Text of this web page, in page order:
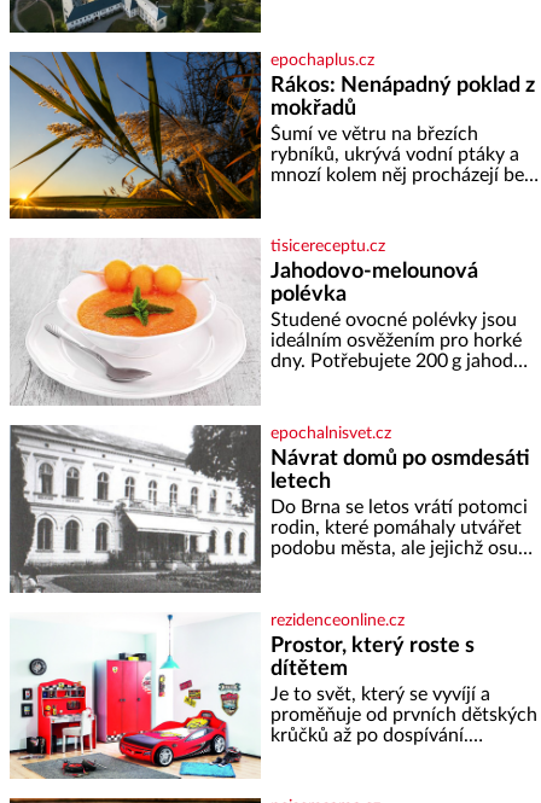
jediného dne můžete
nahlédnout do útrob jedné z
nejvýznamnějších vodních
elektráren v Evropě, vydat se na
horské hřebeny, projet se na
koloběžce a den zakončit
poznáváním památek ve
epochaplus.cz
Rákos: Nenápadný poklad z
mokřadů
Šumí ve větru na březích
rybníků, ukrývá vodní ptáky a
mnozí kolem něj procházejí bez
lodě, zapisovat první texty a
inspiroval řadu pověstí. Tato
skromná, ale užitečná rostlina
provází člověka už tisíce let.
Většina lidí vnímá rákos jen jako
obyčejnou kulisu letního
koupání. Stačí se však podívat
tisicereceptu.cz
Jahodovo-melounová
polévka
Studené ovocné polévky jsou
ideálním osvěžením pro horké
dny. Potřebujete 200 g jahod
cukru krystal 1 lžíci medu 200 g
zakysané sm
epochalnisvet.cz
Návrat domů po osmdesáti
letech
Do Brna se letos vrátí potomci
rodin, které pomáhaly utvářet
podobu města, ale jejichž osudy
Placzek, Löw-Beer, Fuhrmann,
Kohn a Stiassni se stanou
jednou z hlavních
dramaturgických linií festivalu
židovské kultury ŠTETL FEST
2026. Některé návraty nejsou
jednoduché. Místa, která si
rezidenceonline.cz
Prostor, který roste s
dítětem
Je to svět, který se vyvíjí a
proměňuje od prvních dětských
krůčků až po dospívání.
soustředění i odpočinek a